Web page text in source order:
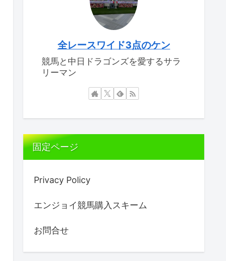
全レースワイド3点のケン
競馬と中日ドラゴンズを愛するサラ
リーマン
固定ページ
Privacy Policy
エンジョイ競馬購入スキーム
お問合せ